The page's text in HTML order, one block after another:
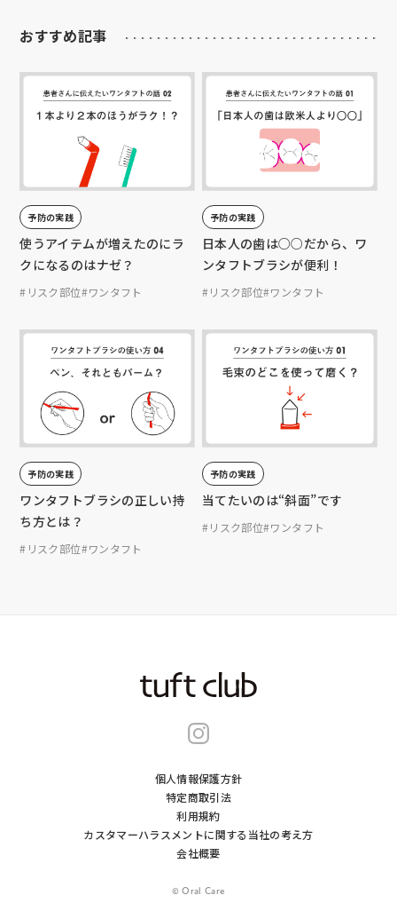
おすすめ記事
予防の実践
使うアイテムが増えたのにラ
クになるのはナゼ？
#リスク部位#ワンタフト
予防の実践
日本人の歯は○○だから、ワ
ンタフトブラシが便利！
#リスク部位#ワンタフト
予防の実践
ワンタフトブラシの正しい持
ち方とは？
#リスク部位#ワンタフト
予防の実践
当てたいのは“斜面”です
#リスク部位#ワンタフト
個人情報保護方針
特定商取引法
利用規約
カスタマーハラスメントに関する当社の考え⽅
会社概要
© Oral Care